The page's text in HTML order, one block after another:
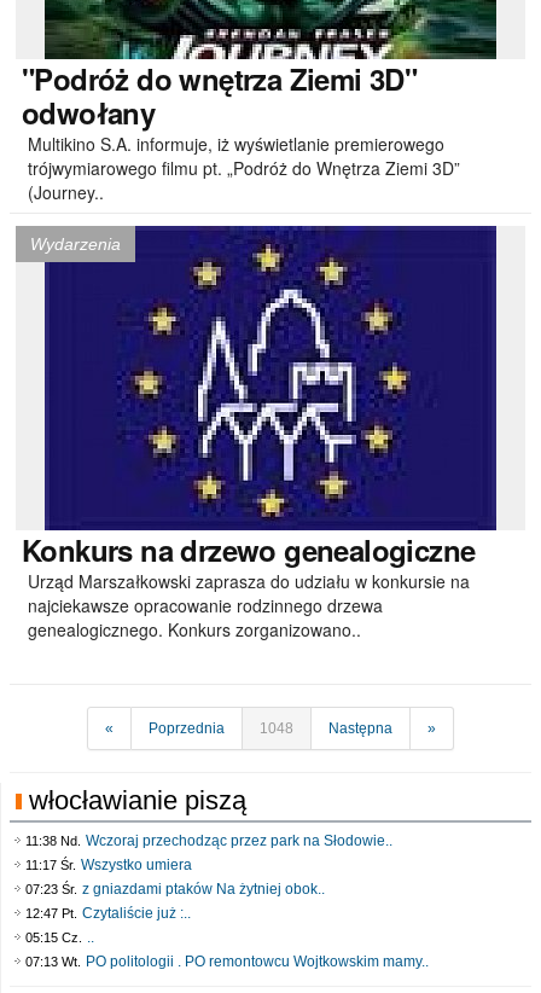
"Podróżdo wnętrza Ziemi 3D"
odwołany
Multikino S.A. informuje, iż wyświetlanie premierowego
trójwymiarowego filmu pt. „Podróż do Wnętrza Ziemi 3D”
(Journey..
Wydarzenia
Konkursna drzewo genealogiczne
Urząd Marszałkowski zaprasza do udziału w konkursie na
najciekawsze opracowanie rodzinnego drzewa
genealogicznego. Konkurs zorganizowano..
« Poprzednia 1048 Następna »
włocławianie piszą
11:38 Nd. Wczoraj przechodząc przez park na Słodowie..
11:17 Śr. Wszystko umiera
07:23 Śr. z gniazdami ptaków Na żytniej obok..
12:47 Pt. Czytaliście już :..
05:15 Cz. ..
07:13 Wt. PO politologii . PO remontowcu Wojtkowskim mamy..